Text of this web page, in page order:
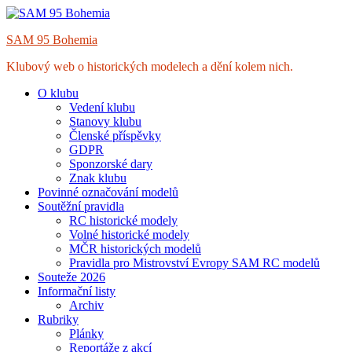
Skip
content
SAM 95 Bohemia
Klubový web o historických modelech a dění kolem nich.
O klubu
Vedení klubu
Stanovy klubu
Členské příspěvky
GDPR
Sponzorské dary
Znak klubu
Povinné označování modelů
Soutěžní pravidla
RC historické modely
Volné historické modely
MČR historických modelů
Pravidla pro Mistrovství Evropy SAM RC modelů
Souteže 2026
Informační listy
Archiv
Rubriky
Plánky
Reportáže z akcí